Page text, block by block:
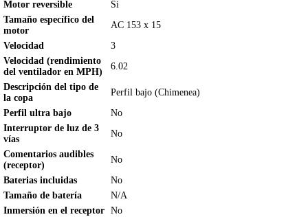
Motor reversible
Si
Tamaño específico del
motor
AC 153 x 15
Velocidad
3
Velocidad (rendimiento
del ventilador en MPH)
6.02
Descripción del tipo de
la copa
Perfil bajo (Chimenea)
Perfil ultra bajo
No
Interruptor de luz de 3
vías
No
Comentarios audibles
(receptor)
No
Baterias incluidas
No
Tamaño de batería
N/A
Inmersión en el receptor No